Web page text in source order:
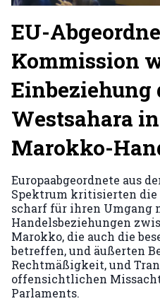
EU-
Kommission
Einbeziehung
Westsahara
Marokko-
Europaabgeordnete aus
Spektrum kritisierten die
scharf für ihren Umgang
Handelsbeziehungen
Marokko, die auch die
betreffen, und äußerten
Rechtmäßigkeit, und
offensichtlichen
Parlaments.